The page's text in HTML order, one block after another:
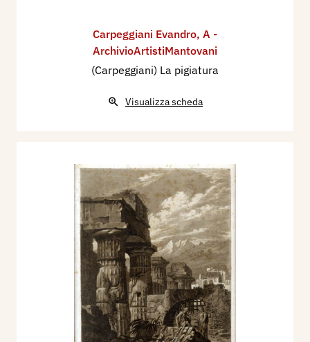
Carpeggiani Evandro, A -
ArchivioArtistiMantovani
(Carpeggiani) La pigiatura
Visualizza scheda